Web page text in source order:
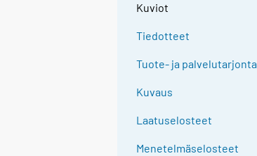
Kuviot
Tiedotteet
Tuote- ja palvelutarjonta
Kuvaus
Laatuselosteet
Menetelmäselosteet